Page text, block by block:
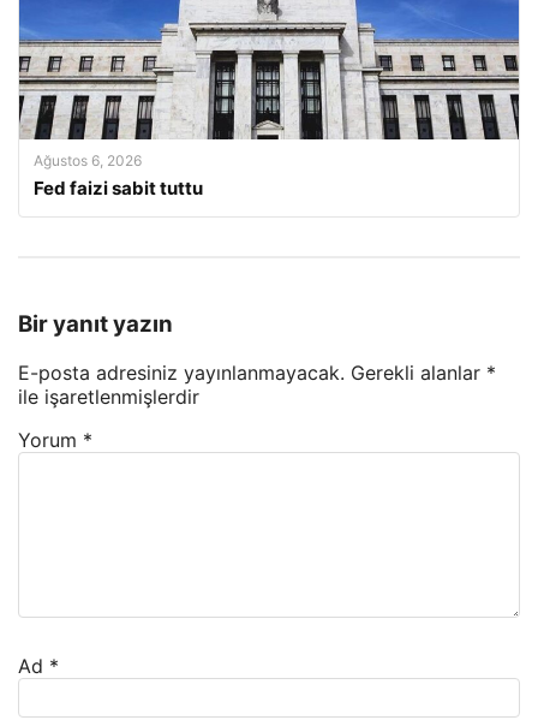
Ağustos 6, 2026
Fed faizi sabit tuttu
Bir yanıt yazın
E-posta adresiniz yayınlanmayacak. Gerekli alanlar *
ile işaretlenmişlerdir
Yorum *
Ad *